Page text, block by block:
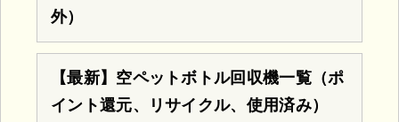
外）
【最新】空ペットボトル回収機一覧（ポ
イント還元、リサイクル、使用済み）